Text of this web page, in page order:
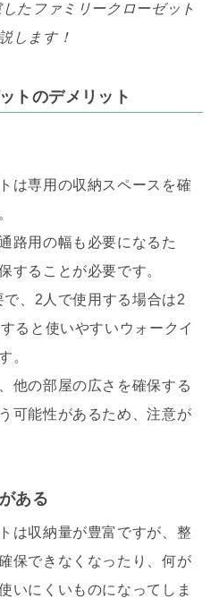
たファミリークローゼット
します！
トのデメリット
は専用の収納スペースを確
路用の幅も必要になるた
することが必要です。
、2人で使用する場合は2
ると使いやすいウォークイ
。
他の部屋の広さを確保する
可能性があるため、注意が
ある
は収納量が豊富ですが、整
保できなくなったり、何が
いにくいものになってしま